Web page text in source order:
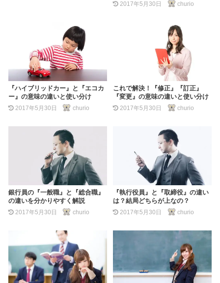
2017年5月30日 churio
『ハイブリッドカー』と『エコカ
ー』の意味の違いと使い分け
2017年5月30日 churio
これで解決！『修正』『訂正』
『変更』の意味の違いと使い分け
2017年5月30日 churio
銀行員の『一般職』と『総合職』
の違いを分かりやすく解説
2017年5月30日 churio
『執行役員』と『取締役』の違い
は？結局どちらが上なの？
2017年5月30日 churio